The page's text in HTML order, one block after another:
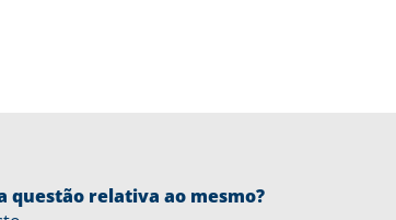
questão relativa ao mesmo?